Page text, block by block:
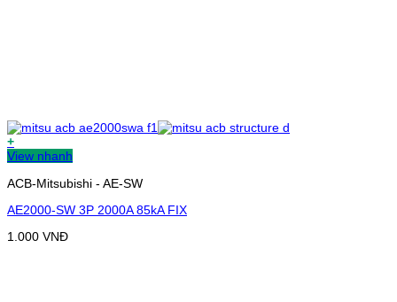
+
View nhanh
ACB-Mitsubishi - AE-SW
AE2000-SW 3P 2000A 85kA FIX
1.000 VNĐ